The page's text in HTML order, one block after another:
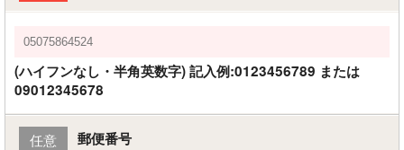
(ハイフンなし・半角英数字) 記入例:0123456789 または
09012345678
任意 郵便番号